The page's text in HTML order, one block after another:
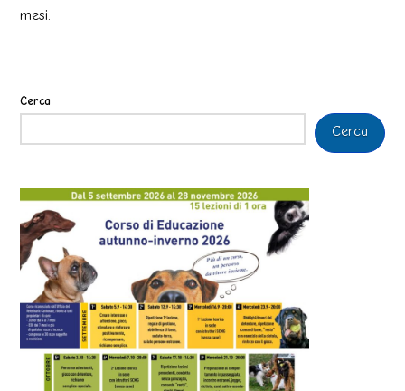
mesi.
Cerca
Cerca